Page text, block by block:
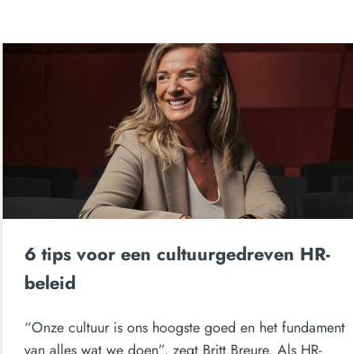
6 tips voor een cultuurgedreven HR-
beleid
“Onze cultuur is ons hoogste goed en het fundament